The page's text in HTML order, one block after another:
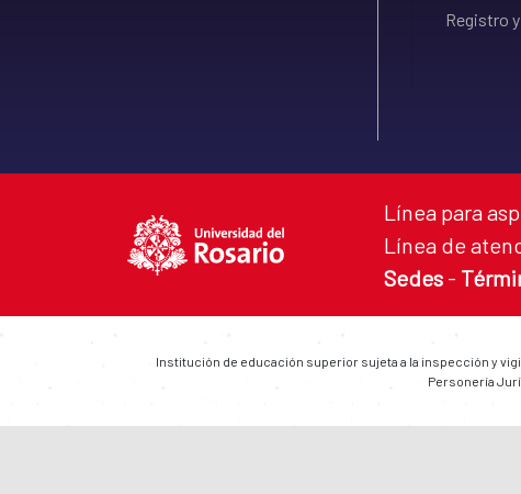
Registro
Línea para
Línea de
Sedes -
Institución de educación superior sujeta a la inspección y
Personería